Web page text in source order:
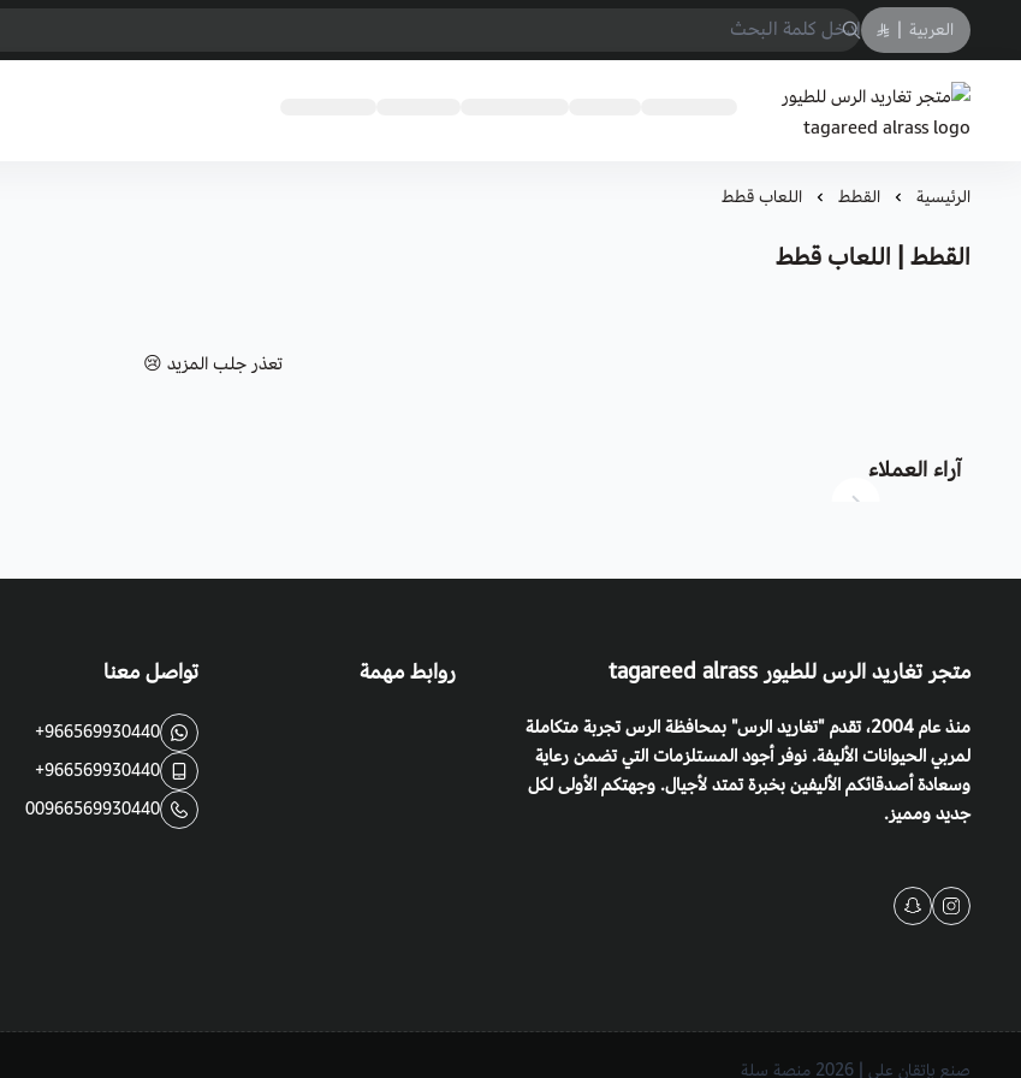
العربية |
متجر تغاريد الرس للطيور tagareed alrass
الرئيسية القطط اللعاب قطط
القطط | اللعاب قطط
تعذر جلب المزيد 😢
آراء العملاء
متجر تغاريد الرس للطيور tagareed alrass
منذ عام 2004، تقدم "تغاريد الرس" بمحافظة الرس تجربة متكاملة
لمربي الحيوانات الأليفة. نوفر أجود المستلزمات التي تضمن رعاية
وسعادة أصدقائكم الأليفين بخبرة تمتد لأجيال. وجهتكم الأولى لكل
جديد ومميز.
روابط مهمة تواصل معنا
+966569930440
+966569930440
00966569930440
صنع بإتقان على | 2026 منصة سلة